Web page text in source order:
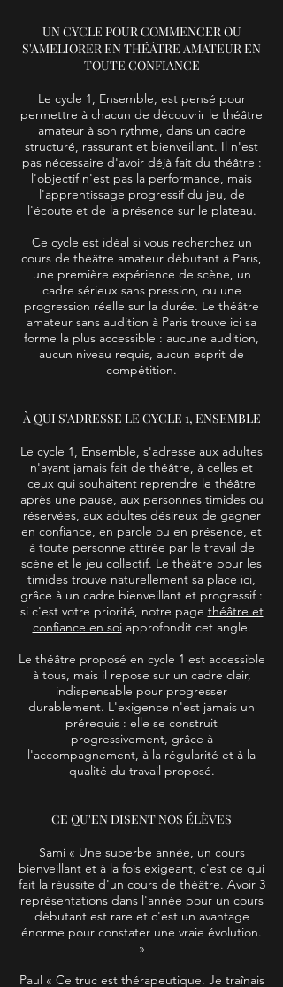
UN CYCLE POUR COMMENCER OU
S'AMELIORER EN THÉÂTRE AMATEUR EN
TOUTE CONFIANCE
Le cycle 1, Ensemble, est pensé pour
permettre à chacun de découvrir le théâtre
amateur à son rythme, dans un cadre
structuré, rassurant et bienveillant. Il n'est
pas nécessaire d'avoir déjà fait du théâtre :
l'objectif n'est pas la performance, mais
l'apprentissage progressif du jeu, de
l'écoute et de la présence sur le plateau.
Ce cycle est idéal si vous recherchez un
cours de théâtre amateur débutant à Paris,
une première expérience de scène, un
cadre sérieux sans pression, ou une
progression réelle sur la durée. Le théâtre
amateur sans audition à Paris trouve ici sa
forme la plus accessible : aucune audition,
aucun niveau requis, aucun esprit de
compétition.
À QUI S'ADRESSE LE CYCLE 1, ENSEMBLE
Le cycle 1, Ensemble, s'adresse aux adultes
n'ayant jamais fait de théâtre, à celles et
ceux qui souhaitent reprendre le théâtre
après une pause, aux personnes timides ou
réservées, aux adultes désireux de gagner
en confiance, en parole ou en présence, et
à toute personne attirée par le travail de
scène et le jeu collectif. Le théâtre pour les
timides trouve naturellement sa place ici,
grâce à un cadre bienveillant et progressif :
si c'est votre priorité, notre page théâtre et
confiance en soiapprofondit cet angle.
Le théâtre proposé en cycle 1 est accessible
à tous, mais il repose sur un cadre clair,
indispensable pour progresser
durablement. L'exigence n'est jamais un
prérequis : elle se construit
progressivement, grâce à
l'accompagnement, à la régularité et à la
qualité du travail proposé.
CE QU'EN DISENT NOS ÉLÈVES
Sami « Une superbe année, un cours
bienveillant et à la fois exigeant, c'est ce qui
fait la réussite d'un cours de théâtre. Avoir 3
représentations dans l'année pour un cours
débutant est rare et c'est un avantage
énorme pour constater une vraie évolution.
»
Paul « Ce truc est thérapeutique. Je traînais